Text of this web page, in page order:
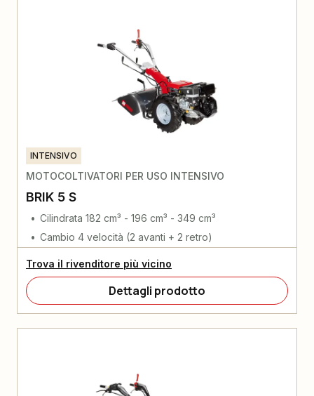
INTENSIVO
MOTOCOLTIVATORI PER USO INTENSIVO
BRIK 5 S
Cilindrata 182 cm³ - 196 cm³ - 349 cm³
Cambio 4 velocità (2 avanti + 2 retro)
Trova il rivenditore più vicino
Dettagli prodotto